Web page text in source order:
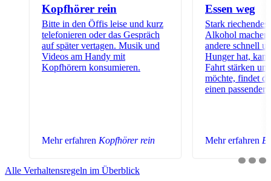
Kopfhörer rein
Bitte in den Öffis leise und kurz
telefonieren oder das Gespräch
auf später vertagen. Musik und
Videos am Handy mit
Kopfhörern konsumieren.
Mehr erfahren Kopfhörer rein
Essen weg
Stark riechendes
Alkohol machen
andere schnell
Hunger hat,
Fahrt stärken
möchte, findet
einen
Mehr erfahren
Alle Verhaltensregeln im Überblick